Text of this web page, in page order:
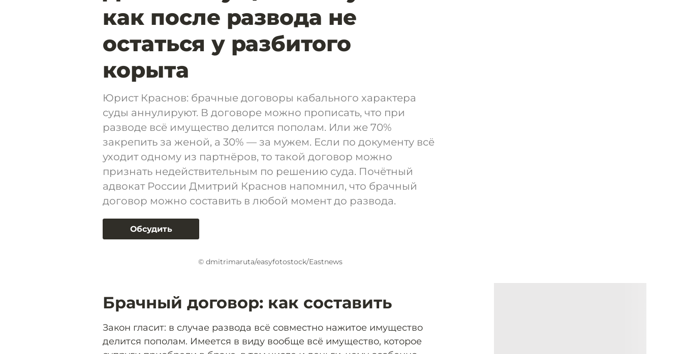
как после развода не
остаться у разбитого
корыта
Юрист Краснов: брачные договоры кабального характера
суды аннулируют. В договоре можно прописать, что при
разводе всё имущество делится пополам. Или же 70%
закрепить за женой, а 30% — за мужем. Если по документу всё
уходит одному из партнёров, то такой договор можно
признать недействительным по решению суда. Почётный
адвокат России Дмитрий Краснов напомнил, что брачный
договор можно составить в любой момент до развода.
Обсудить
© dmitrimaruta/easyfotostock/Eastnews
Брачный договор: как составить
Закон гласит: в случае развода всё совместно нажитое имущество
делится пополам. Имеется в виду вообще всё имущество, которое